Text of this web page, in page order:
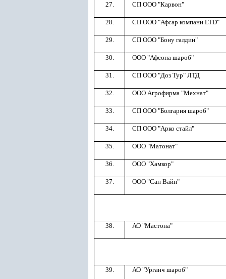
27. СП ООО "Карвон"
28. СП ООО "Афсар компани LTD"
29. СП ООО "Бону галдин"
30. ООО "Афсона шароб"
31. СП ООО "Доз Тур" ЛТД
32. ООО Агрофирма "Мехнат"
33. СП ООО "Болгария шароб"
34. СП ООО "Арко стайл"
35. ООО "Матонат"
36. ООО "Хамкор"
37. ООО "Сан Вайн"
38. АО "Мастона"
39. АО "Урганч шароб"